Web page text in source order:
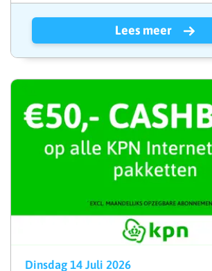
Lees meer
Dinsdag 14 Juli 2026